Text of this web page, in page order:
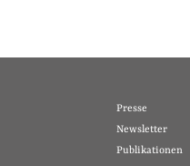
Presse
Newsletter
Publikationen